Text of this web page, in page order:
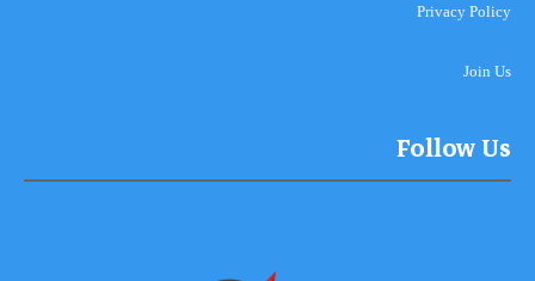
Privacy Policy
Join Us
Follow Us